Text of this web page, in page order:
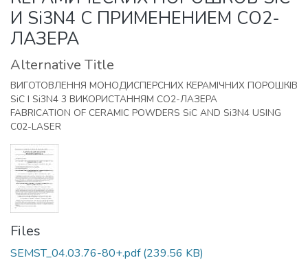
И Si3N4 С ПРИМЕНЕНИЕМ СО2-
ЛАЗЕРА
Alternative Title
ВИГОТОВЛЕННЯ МОНОДИСПЕРСНИХ КЕРАМІЧНИХ ПОРОШКІВ
SiC I Si3N4 3 ВИКОРИСТАННЯМ СО2-ЛАЗЕРА
FABRICATION OF CERAMIC POWDERS SiC AND Si3N4 USING
C02-LASER
Files
SEMST_04.03.76-80+.pdf(239.56 KB)